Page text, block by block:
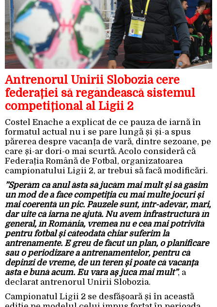
Antrenorul Unirii Slobozia cere
federației să regândească sistemul
competițional al Ligii 2
Costel Enache a explicat de ce pauza de iarnă în
formatul actual nu i se pare lungă și și-a spus
părerea despre vacanța de vară, dintre sezoane, pe
care și-ar dori-o mai scurtă. Acolo consideră că
Federația Română de Fotbal, organizatoarea
campionatului Ligii 2, ar trebui să facă modificări.
”Sperăm ca anul ăsta să jucăm mai mult și să găsim
un mod de a face competiția cu mai multe jocuri și
mai coerentă un pic. Pauzele sunt, într-adevăr, mari,
dar uite că iarna ne ajută. Nu avem infrastructură în
general, în România, vremea nu e cea mai potrivită
pentru fotbal și câteodată chiar suferim la
antrenamente. E greu de făcut un plan, o planificare
sau o periodizare a antrenamentelor, pentru că
depinzi de vreme, de un teren și poate că vacanța
asta e bună acum. Eu vara aș juca mai mult”, a
declarat antrenorul Unirii Slobozia.
Campionatul Ligii 2 se desfășoară și în această